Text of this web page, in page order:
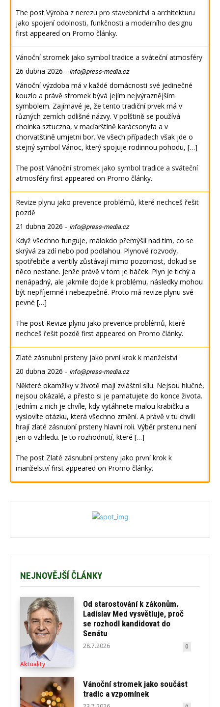
The post Výroba z nerezu pro stavebnictví a architekturu
jako spojení odolnosti, funkčnosti a moderního designu
first appeared on Promo články.
Vánoční stromek jako symbol tradice a sváteční atmosféry
26 dubna 2026 - info@press-media.cz
Vánoční výzdoba má v každé domácnosti své jedinečné
kouzlo a právě stromek bývá jejím nejvýraznějším
symbolem. Zajímavé je, že tento tradiční prvek má v
různých zemích odlišné názvy. V polštině se používá
choinka sztuczna, v maďarštině karácsonyfa a v
chorvatštině umjetni bor. Ve všech případech však jde o
stejný symbol Vánoc, který spojuje rodinnou pohodu, […]
The post Vánoční stromek jako symbol tradice a sváteční
atmosféry first appeared on Promo články.
Revize plynu jako prevence problémů, které nechceš řešit
pozdě
21 dubna 2026 - info@press-media.cz
Když všechno funguje, málokdo přemýšlí nad tím, co se
skrývá za zdí nebo pod podlahou. Plynové rozvody,
spotřebiče a ventily zůstávají mimo pozornost, dokud se
něco nestane. Jenže právě v tom je háček. Plyn je tichý a
nenápadný, ale jakmile dojde k problému, následky mohou
být nepříjemné i nebezpečné. Proto má revize plynu své
pevné […]
The post Revize plynu jako prevence problémů, které
nechceš řešit pozdě first appeared on Promo články.
Zlaté zásnubní prsteny jako první krok k manželství
20 dubna 2026 - info@press-media.cz
Některé okamžiky v životě mají zvláštní sílu. Nejsou hlučné,
nejsou okázalé, a přesto si je pamatujete do konce života.
Jedním z nich je chvíle, kdy vytáhnete malou krabičku a
vyslovíte otázku, která všechno změní. A právě v tu chvíli
hrají zlaté zásnubní prsteny hlavní roli. Výběr prstenu není
jen o vzhledu. Je to rozhodnutí, které […]
The post Zlaté zásnubní prsteny jako první krok k
manželstvífirst appeared on Promo články.
NEJNOVĚJŠÍ ČLÁNKY
Aktuality
Od starostování k zákonům.
Ladislav Med vysvětluje, proč
se rozhodl kandidovat do
Senátu
28.7.2026 0
Vánoční stromek jako součást
tradic a vzpomínek